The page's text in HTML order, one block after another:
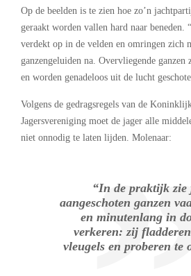
Op de beelden is te zien hoe zo’n
geraakt worden vallen hard naar beneden.
verdekt op in de velden en omringen zich
ganzengeluiden na. Overvliegende ganzen
en worden genadeloos uit de lucht
Volgens de gedragsregels van de
Jagersvereniging moet de jager alle
niet onnodig te laten lijden. Molenaar:
“In de praktijk zie
aangeschoten ganzen
en minutenlang in
verkeren: zij
vleugels en proberen te